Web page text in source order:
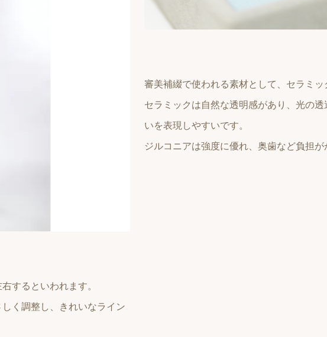
するといわれます。
く調整し、きれいなライン
審美補綴で使われる素材として、セラミ
セラミックは自然な透明感があり、光の
いを表現しやすいです。
ジルコニアは強度に優れ、奥歯など負担